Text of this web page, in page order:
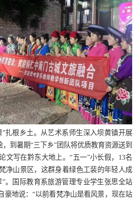
”扎根乡土。从艺术系师生深入坝黄镇开展
到暑期“三下乡”团队将优质教育资源送到
文写在黔东大地上。“五一”小长假，13名
净山景区，这群身着绿色工装的年轻人成
。国际教育系旅游管理专业学生张思全站
豪地说：“以前看梵净山是看风景，现在站